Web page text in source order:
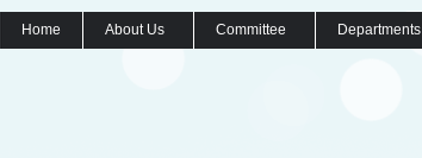
Home About Us Committee Departments